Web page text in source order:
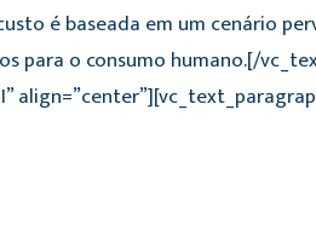
é baseada em um cenário
para o consumo humano.[/